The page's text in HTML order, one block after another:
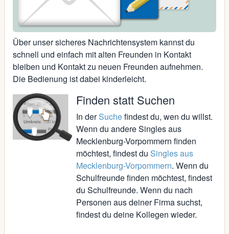
Über unser sicheres Nachrichtensystem kannst du
schnell und einfach mit alten Freunden in Kontakt
bleiben und Kontakt zu neuen Freunden aufnehmen.
Die Bedienung ist dabei kinderleicht.
Finden statt Suchen
In derSuchefindest du, wen du willst.
Wenn du andere Singles aus
Mecklenburg-Vorpommern finden
möchtest, findest du Singles aus
Mecklenburg-Vorpommern. Wenn du
Schulfreunde finden möchtest, findest
du Schulfreunde. Wenn du nach
Personen aus deiner Firma suchst,
findest du deine Kollegen wieder.